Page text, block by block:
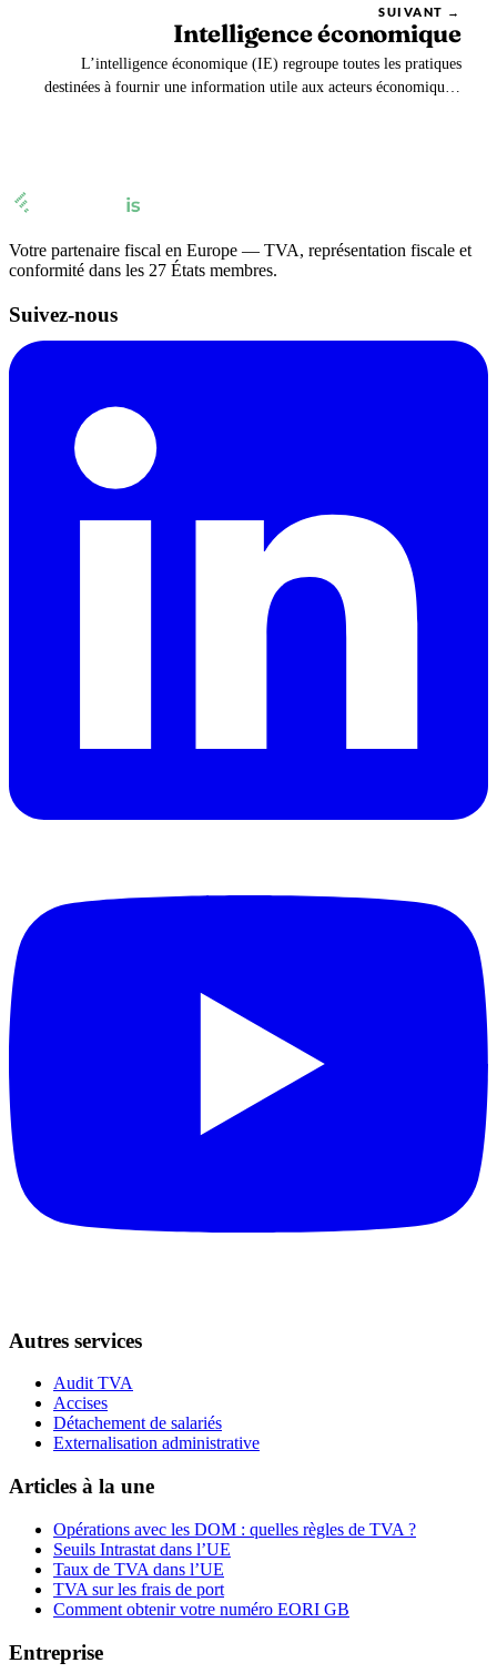
SUIVANT →
Intelligence économique
L’intelligence économique (IE) regroupe toutes les pratiques
destinées à fournir une information utile aux acteurs économiques.
Votre partenaire fiscal en Europe — TVA, représentation fiscale et
conformité dans les 27 États membres.
Suivez-nous
Autres services
Audit TVA
Accises
Détachement de salariés
Externalisation administrative
Articles à la une
Opérations avec les DOM : quelles règles de TVA ?
Seuils Intrastat dans l’UE
Taux de TVA dans l’UE
TVA sur les frais de port
Comment obtenir votre numéro EORI GB
Entreprise